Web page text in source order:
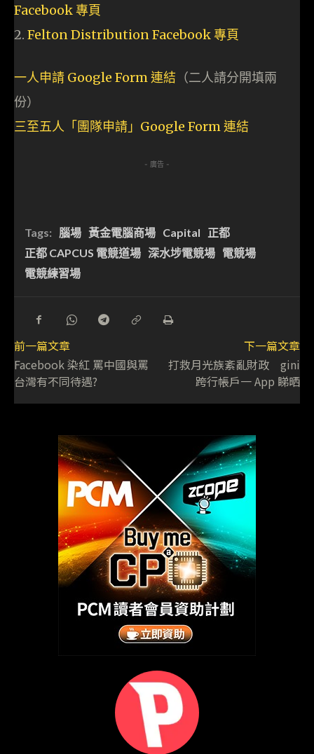
Facebook 專頁
2. Felton Distribution Facebook 專頁
一人申請 Google Form 連結 （二人請分開填兩
份）
三至五人「團隊申請」Google Form 連結
- 廣告 -
Tags: 腦場 黃金電腦商場 Capital
正都
正都 CAPCUS 電競道場 深水埗電競場 電競場
電競練習場
前一篇文章
Facebook 染紅 罵中國與罵
台灣有不同待遇?
下一篇文章
打救月光族紊亂財政 gini
跨行帳戶一 App 睇晒